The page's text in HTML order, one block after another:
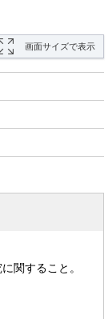
画面サイズで表示
関すること。